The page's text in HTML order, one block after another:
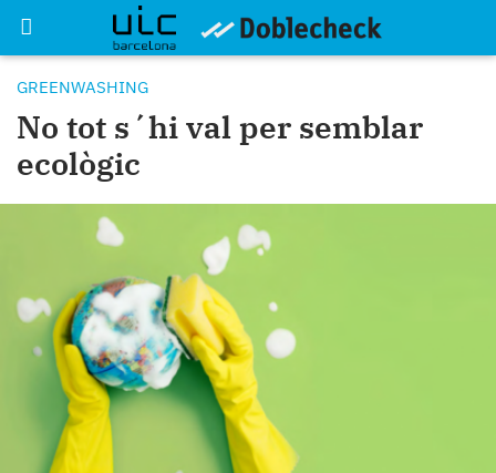
GREENWASHING
No tot s´hi val per semblar
ecològic